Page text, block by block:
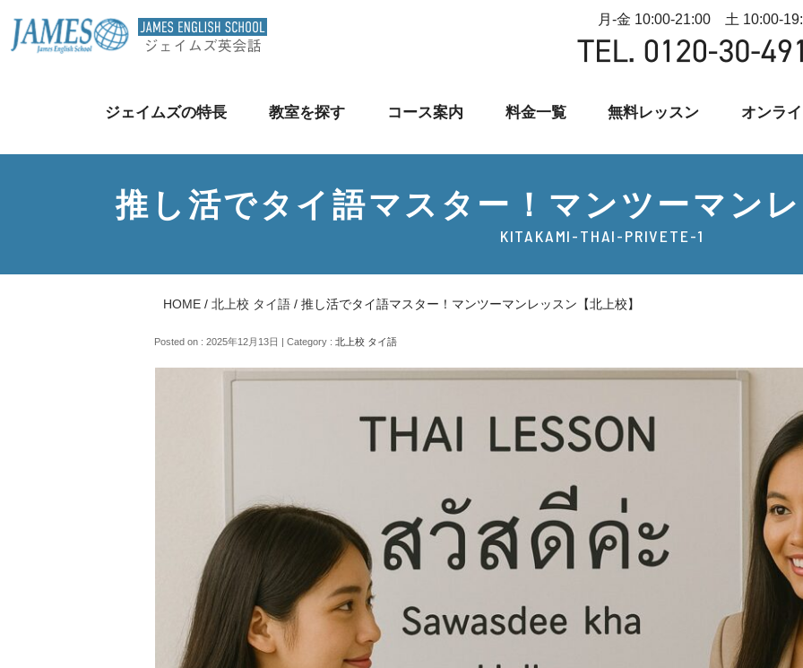
月-金 10:00-21:00 土 10:00-
ジェイムズの特長 教室を探す コース案内 料金一覧 無料レッスン オンラ
推し活でタイ語マスター！マンツーマンレ
KITAKAMI-THAI-PRIVETE-1
HOME / 北上校 タイ語 / 推し活でタイ語マスター！マンツーマンレッスン【北上校】
Posted on : 2025年12月13日 | Category : 北上校 タイ語